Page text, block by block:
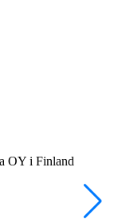
OY i Finland